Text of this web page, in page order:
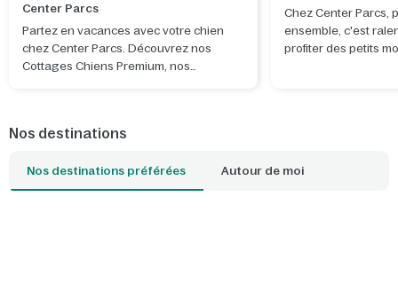
Center Parcs
Partez en vacances avec votre chien
chez Center Parcs. Découvrez nos
Cottages Chiens Premium, nos
Chez Center Parcs,
ensemble, c'est
profiter des petits
votre salon ou votre
Nos destinations
Nos destinations préférées Autour de moi